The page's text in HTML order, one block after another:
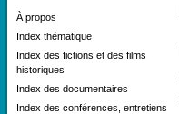
À propos
Index thématique
Index des fictions et des films
historiques
Index des documentaires
Index des conférences, entretiens